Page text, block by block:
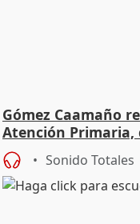
Gómez Caamaño
Atención
Sonido Totales